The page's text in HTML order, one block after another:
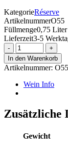
KategorieRéserve
ArtikelnummerO55
Füllmenge0,75 Liter
Lieferzeit3-5
2023
ORANGE
Grauer
Burgunder
trocken
Menge
In den Warenkorb
Artikelnummer:
Wein Info
Zusätzliche
Gewicht